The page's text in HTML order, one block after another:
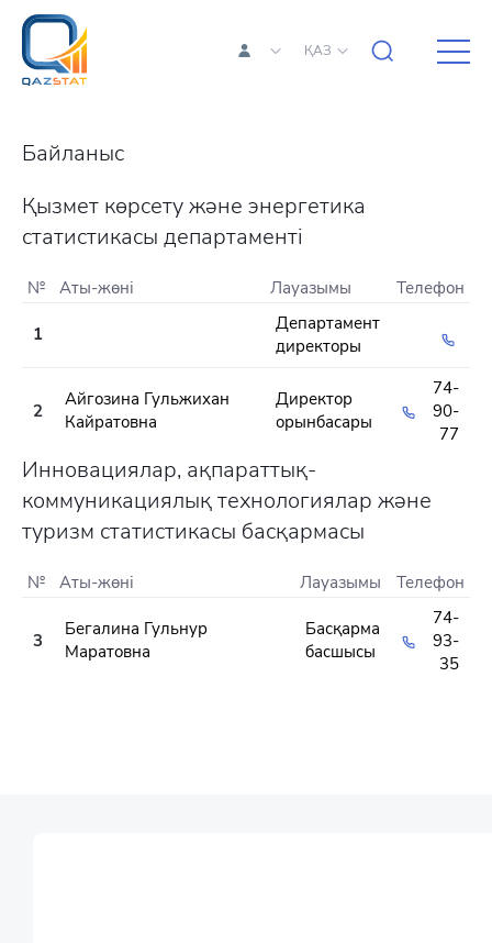
ҚАЗ
Байланыс
Қызмет көрсету және энергетика
статистикасы департаменті
№ Аты-жөні Лауазымы Телефон
1
Департамент
директоры
2
Айгозина Гульжихан
Кайратовна
Директор
орынбасары
74-
90-
77
Инновациялар, ақпараттық-
коммуникациялық технологиялар және
туризм статистикасы басқармасы
№ Аты-жөні Лауазымы Телефон
3
Бегалина Гульнур
Маратовна
Басқарма
басшысы
74-
93-
35